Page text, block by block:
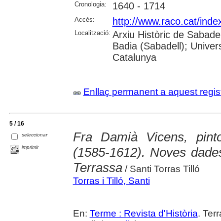
Cronologia: 1640 - 1714
Accés: http://www.raco.cat/
Localització: Arxiu Històric de
Badia (Sabadell);
Catalunya
Enllaç permanent a aquest
5 / 16
seleccionar
imprimir
Fra Damià Vicens,
(1585-1612). Noves
Terrassa/ Santi Torras Tilló
Torras i Tilló, Santi
En: Terme : Revista d'Història.